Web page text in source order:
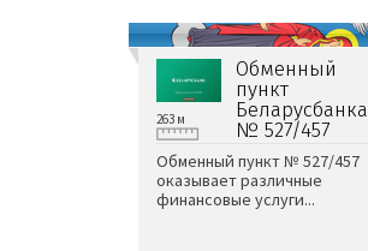
Обменный
пункт
Беларусбанка
№ 527/457
263 м
Обменный пункт № 527/457
оказывает различные
финансовые услуги...